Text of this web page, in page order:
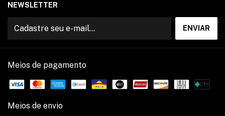
NEWSLETTER
Meios de pagamento
Meios de envio